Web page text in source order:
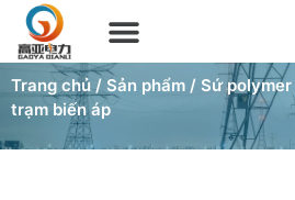
Trang chủ/ Sản phẩm / Sứ polymer
trạm biến áp